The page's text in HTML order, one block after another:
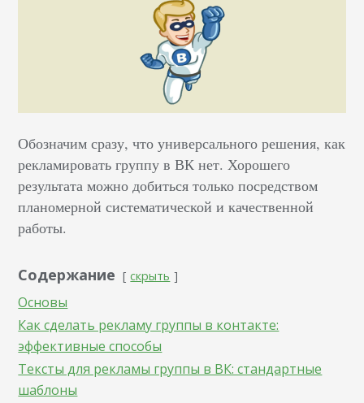
Обозначим сразу, что универсального решения, как
рекламировать группу в ВК нет. Хорошего
результата можно добиться только посредством
планомерной систематической и качественной
работы.
Содержание скрыть
Основы
Как сделать рекламу группы в контакте:
эффективные способы
Тексты для рекламы группы в ВК: стандартные
шаблоны